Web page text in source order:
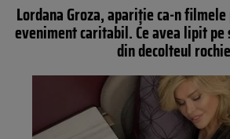
Lordana Groza, apariție ca-n
eveniment caritabil. Ce avea lipit
din decolteul